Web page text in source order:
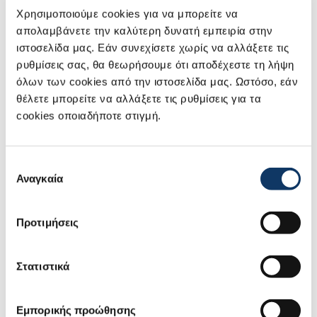
Χρησιμοποιούμε cookies για να μπορείτε να
απολαμβάνετε την καλύτερη δυνατή εμπειρία στην
ιστοσελίδα μας. Εάν συνεχίσετε χωρίς να αλλάξετε τις
ρυθμίσεις σας, θα θεωρήσουμε ότι αποδέχεστε τη λήψη
όλων των cookies από την ιστοσελίδα μας. Ωστόσο, εάν
θέλετε μπορείτε να αλλάξετε τις ρυθμίσεις για τα
cookies οποιαδήποτε στιγμή.
συγκατάθεσης
Αναγκαία
Προτιμήσεις
Στατιστικά
Εμπορικής προώθησης
η χωρητικότητα της μπαταρίας.
Σχόλιο από τον Πρόεδρο της Suzuki
«Το e VITARA είναι το πρώτο μας BEV, που αναπτύχθηκε